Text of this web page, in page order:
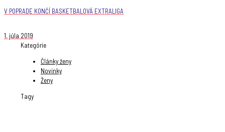
V POPRADE KONČÍ BASKETBALOVÁ EXTRALIGA
1. júla 2019
Kategórie
Články ženy
Novinky
Ženy
Tagy